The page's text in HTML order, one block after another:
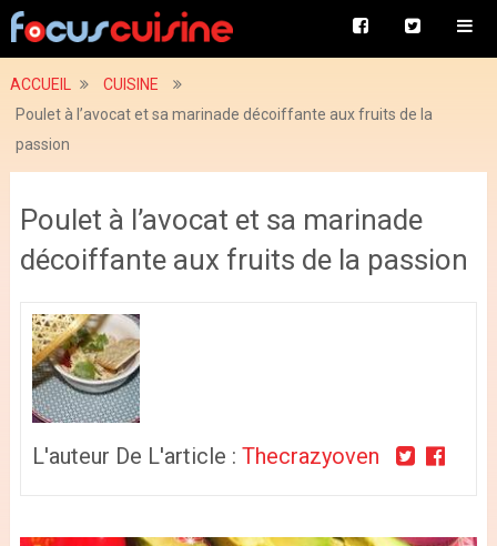
ACCUEIL
CUISINE
Poulet à l’avocat et sa marinade décoiffante aux fruits de la
passion
Poulet à l’avocat et sa marinade
décoiffante aux fruits de la passion
L'auteur De L'article : Thecrazyoven